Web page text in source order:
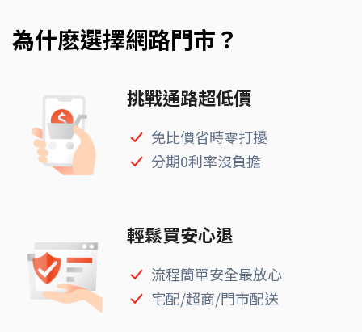
為什麽選擇網路門市？
挑戰通路超低價
免比價省時零打擾
分期0利率沒負擔
輕鬆買安心退
流程簡單安全最放心
宅配/超商/門市配送